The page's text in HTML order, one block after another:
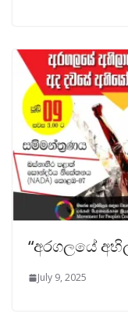
“අරගලයේ
July 9, 2025